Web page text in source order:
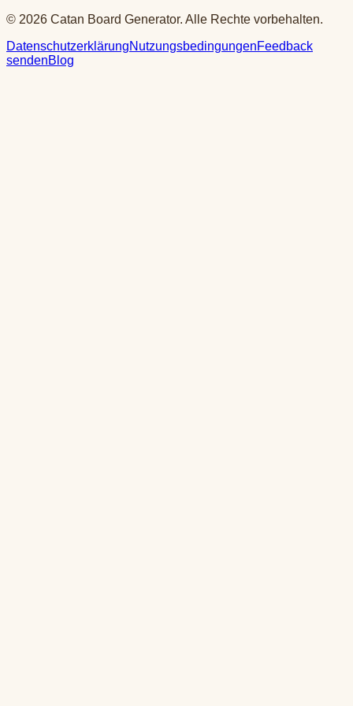
© 2026 Catan Board Generator. Alle Rechte vorbehalten.
DatenschutzerklärungNutzungsbedingungenFeedback
sendenBlog